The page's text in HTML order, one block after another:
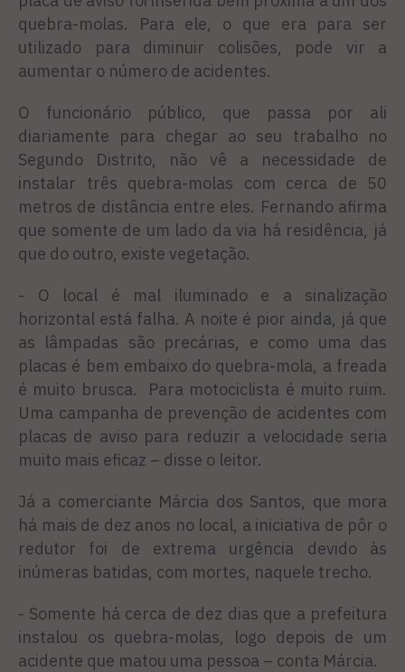
quebra-molas. Para ele, o que era para ser
utilizado para diminuir colisões, pode vir a
aumentar o número de acidentes.
O funcionário público, que passa por ali
diariamente para chegar ao seu trabalho no
Segundo Distrito, não vê a necessidade de
instalar três quebra-molas com cerca de 50
metros de distância entre eles. Fernando afirma
que somente de um lado da via há residência, já
que do outro, existe vegetação.
- O local é mal iluminado e a sinalização
horizontal está falha. A noite é pior ainda, já que
as lâmpadas são precárias, e como uma das
placas é bem embaixo do quebra-mola, a freada
é muito brusca. Para motociclista é muito ruim.
Uma campanha de prevenção de acidentes com
placas de aviso para reduzir a velocidade seria
muito mais eficaz – disse o leitor.
Já a comerciante Márcia dos Santos, que mora
há mais de dez anos no local, a iniciativa de pôr o
redutor foi de extrema urgência devido às
inúmeras batidas, com mortes, naquele trecho.
- Somente há cerca de dez dias que a prefeitura
instalou os quebra-molas, logo depois de um
acidente que matou uma pessoa – conta Márcia.